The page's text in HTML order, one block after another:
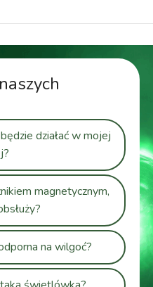
działać w mojej
magnetycznym,
na wilgoć?